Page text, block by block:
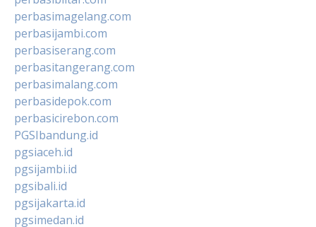
perbasimagelang.com
perbasijambi.com
perbasiserang.com
perbasitangerang.com
perbasimalang.com
perbasidepok.com
perbasicirebon.com
PGSIbandung.id
pgsiaceh.id
pgsijambi.id
pgsibali.id
pgsijakarta.id
pgsimedan.id